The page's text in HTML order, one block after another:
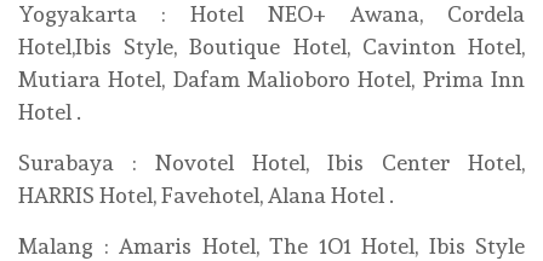
Yogyakarta : Hotel NEO+ Awana, Cordela
Hotel,Ibis Style, Boutique Hotel, Cavinton Hotel,
Mutiara Hotel, Dafam Malioboro Hotel, Prima Inn
Hotel .
Surabaya : Novotel Hotel, Ibis Center Hotel,
HARRIS Hotel, Favehotel, Alana Hotel .
Malang : Amaris Hotel, The 1O1 Hotel, Ibis Style